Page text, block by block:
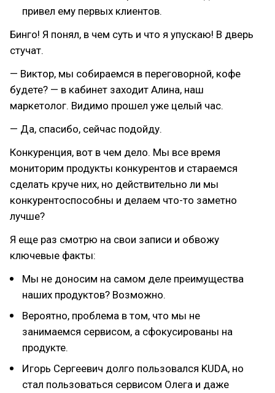
привел ему первых клиентов.
Бинго! Я понял, в чем суть и что я упускаю! В дверь
стучат.
— Виктор, мы собираемся в переговорной, кофе
будете? — в кабинет заходит Алина, наш
маркетолог. Видимо прошел уже целый час.
— Да, спасибо, сейчас подойду.
Конкуренция, вот в чем дело. Мы все время
мониторим продукты конкурентов и стараемся
сделать круче них, но действительно ли мы
конкурентоспособны и делаем что-то заметно
лучше?
Я еще раз смотрю на свои записи и обвожу
ключевые факты:
Мы не доносим на самом деле преимущества
наших продуктов? Возможно.
Вероятно, проблема в том, что мы не
занимаемся сервисом, а сфокусированы на
продукте.
Игорь Сергеевич долго пользовался KUDA, но
стал пользоваться сервисом Олега и даже